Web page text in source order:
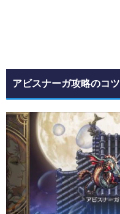
アビスナーガ攻略のコツ